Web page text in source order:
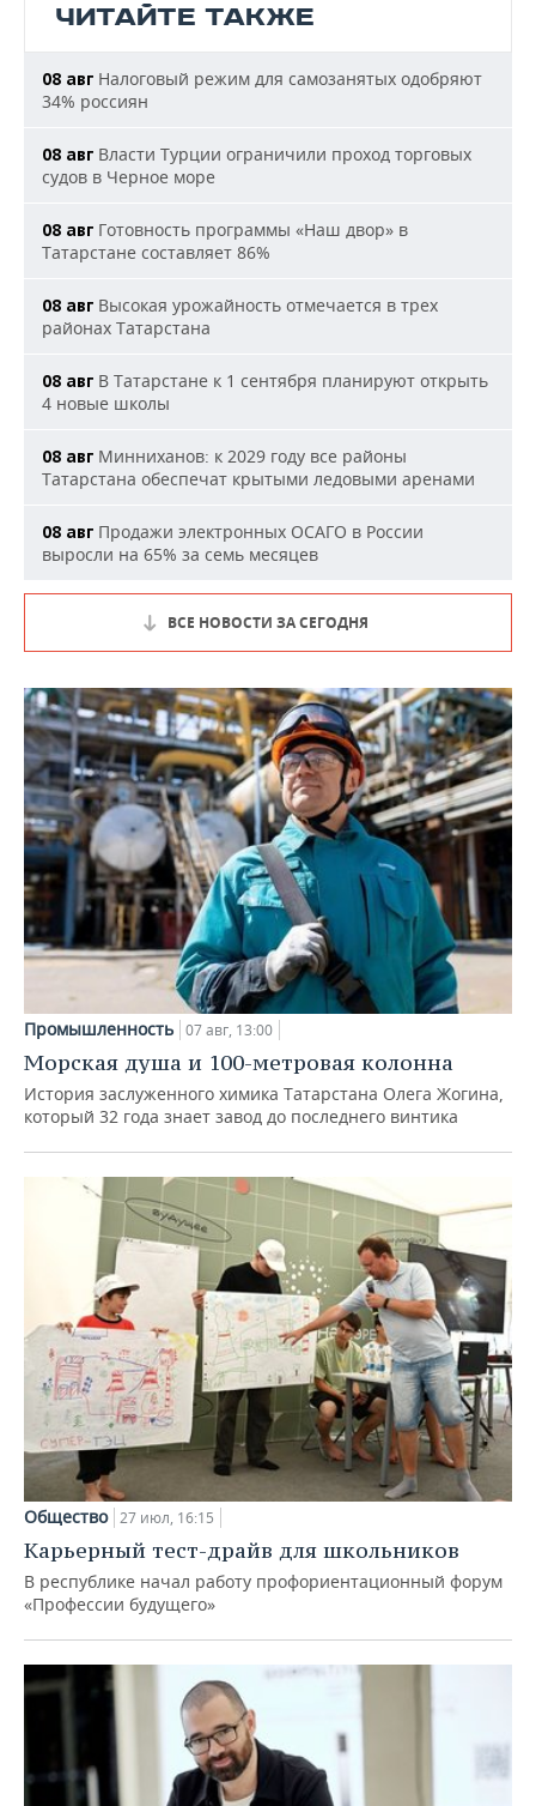
ЧИТАЙТЕ ТАКЖЕ
08 авг Налоговый режим для самозанятых одобряют
34% россиян
08 авг Власти Турции ограничили проход торговых
судов в Черное море
08 авг Готовность программы «Наш двор» в
Татарстане составляет 86%
08 авг Высокая урожайность отмечается в трех
районах Татарстана
08 авг В Татарстане к 1 сентября планируют открыть
4 новые школы
08 авг Минниханов: к 2029 году все районы
Татарстана обеспечат крытыми ледовыми аренами
08 авг Продажи электронных ОСАГО в России
выросли на 65% за семь месяцев
ВСЕ НОВОСТИ ЗА СЕГОДНЯ
Промышленность 07 авг, 13:00
Морская душа и 100-метровая колонна
История заслуженного химика Татарстана Олега Жогина,
который 32 года знает завод до последнего винтика
Общество 27 июл, 16:15
Карьерный тест-драйв для школьников
В республике начал работу профориентационный форум
«Профессии будущего»